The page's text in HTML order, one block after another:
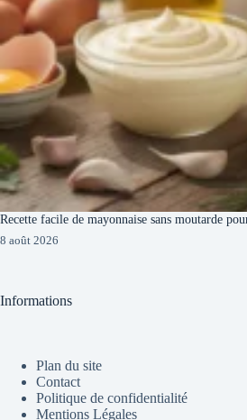
Recette facile de mayonnaise sans moutarde
8 août 2026
Informations
Plan du site
Contact
Politique de confidentialité
Mentions Légales